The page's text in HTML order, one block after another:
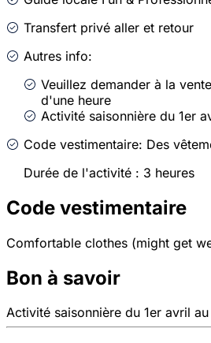
Transfert privé aller et retour
Autres info:
Veuillez demander à la
d'une heure
Activité saisonnière du 1er
Code vestimentaire: Des
Durée de l'activité : 3 heures
Code vestimentaire
Comfortable clothes (might get
Bon à savoir
Activité saisonnière du 1er avril